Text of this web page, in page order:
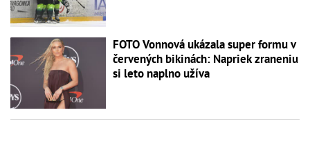
FOTO Vonnová ukázala super formu v
červených bikinách: Napriek zraneniu
si leto naplno užíva